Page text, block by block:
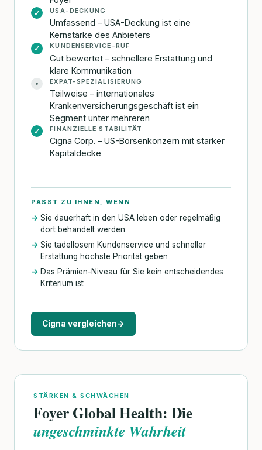
✓ USA-DECKUNG
Umfassend – USA-Deckung ist eine
Kernstärke des Anbieters
✓ KUNDENSERVICE-RUF
Gut bewertet – schnellere Erstattung und
klare Kommunikation
• EXPAT-SPEZIALISIERUNG
Teilweise – internationales
Krankenversicherungsgeschäft ist ein
Segment unter mehreren
✓ FINANZIELLE STABILITÄT
Cigna Corp. – US-Börsenkonzern mit starker
Kapitaldecke
PASST ZU IHNEN, WENN
Sie dauerhaft in den USA leben oder regelmäßig
dort behandelt werden
Sie tadellosem Kundenservice und schneller
Erstattung höchste Priorität geben
Das Prämien-Niveau für Sie kein entscheidendes
Kriterium ist
Cigna vergleichen→
STÄRKEN & SCHWÄCHEN
Foyer Global Health: Die
ungeschminkte Wahrheit